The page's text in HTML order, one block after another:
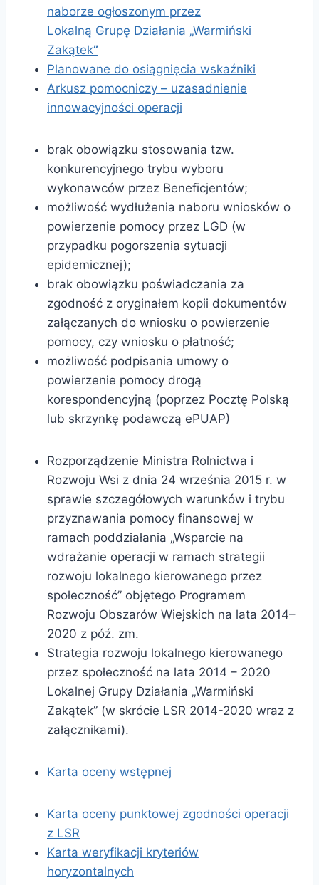
naborze ogłoszonym przez
Lokalną Grupę Działania „Warmiński
Zakątek”
Planowane do osiągnięcia wskaźniki
Arkusz pomocniczy – uzasadnienie
innowacyjności operacji
brak obowiązku stosowania tzw.
konkurencyjnego trybu wyboru
wykonawców przez Beneficjentów;
możliwość wydłużenia naboru wniosków o
powierzenie pomocy przez LGD (w
przypadku pogorszenia sytuacji
epidemicznej);
brak obowiązku poświadczania za
zgodność z oryginałem kopii dokumentów
załączanych do wniosku o powierzenie
pomocy, czy wniosku o płatność;
możliwość podpisania umowy o
powierzenie pomocy drogą
korespondencyjną (poprzez Pocztę Polską
lub skrzynkę podawczą ePUAP)
Rozporządzenie Ministra Rolnictwa i
Rozwoju Wsi z dnia 24 września 2015 r. w
sprawie szczegółowych warunków i trybu
przyznawania pomocy finansowej w
ramach poddziałania „Wsparcie na
wdrażanie operacji w ramach strategii
rozwoju lokalnego kierowanego przez
społeczność” objętego Programem
Rozwoju Obszarów Wiejskich na lata 2014–
2020 z póź. zm.
Strategia rozwoju lokalnego kierowanego
przez społeczność na lata 2014 – 2020
Lokalnej Grupy Działania „Warmiński
Zakątek” (w skrócie LSR 2014-2020 wraz z
załącznikami).
Karta oceny wstępnej
Karta oceny punktowej zgodności operacji
z LSR
Karta weryfikacji kryteriów
horyzontalnych